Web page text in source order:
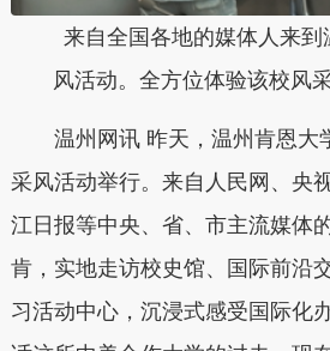
来自全国各地的媒体人来
风活动。全方位体验该校风
温州网讯 昨天，温州肯恩大
采风活动举行。来自人民网、央
江日报等中央、省、市主流媒体
肯，实地走访校史馆、国际前沿
习活动中心，沉浸式感受国际化